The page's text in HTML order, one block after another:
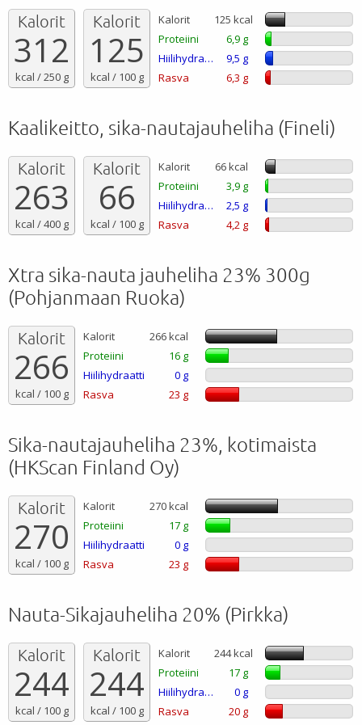
Kalorit
312
kcal / 250 g
Kalorit
125
kcal / 100 g
Kalorit
125 kcal
Proteiini
6,9 g
Hiilihydraatti
9,5 g
Rasva
6,3 g
Kaalikeitto, sika-nautajauheliha (Fineli)
Kalorit
263
kcal / 400 g
Kalorit
66
kcal / 100 g
Kalorit
66 kcal
Proteiini
3,9 g
Hiilihydraatti
2,5 g
Rasva
4,2 g
Xtra sika-nauta jauheliha 23% 300g
(Pohjanmaan Ruoka)
Kalorit
266
kcal / 100 g
Kalorit
266 kcal
Proteiini
16 g
Hiilihydraatti
0 g
Rasva
23 g
Sika-nautajauheliha 23%, kotimaista
(HKScan Finland Oy)
Kalorit
270
kcal / 100 g
Kalorit
270 kcal
Proteiini
17 g
Hiilihydraatti
0 g
Rasva
23 g
Nauta-Sikajauheliha 20% (Pirkka)
Kalorit
244
kcal / 100 g
Kalorit
244
kcal / 100 g
Kalorit
244 kcal
Proteiini
17 g
Hiilihydraatti
0 g
Rasva
20 g